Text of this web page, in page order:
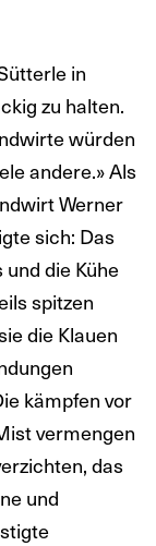
in
zu halten.
würden
andere.» Als
Werner
sich: Das
die Kühe
spitzen
die Klauen
kämpfen vor
vermengen
das
und